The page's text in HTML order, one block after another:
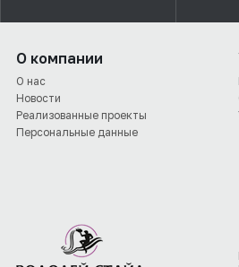
О компании
О нас
Новости
Реализованные проекты
Персональные данные